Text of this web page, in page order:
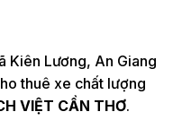
Kiên Lương, An Giang
thuê xe chất lượng
VIỆT CẦN THƠ.